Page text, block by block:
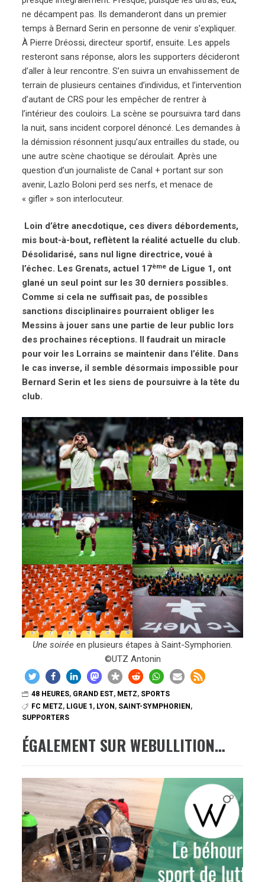
ne décampent pas. Ils demanderont dans un premier
temps à Bernard Serin en personne de venir s’expliquer.
À Pierre Dréossi, directeur sportif, ensuite. Les appels
resteront sans réponse, alors les supporters décideront
d’aller à leur rencontre. S’en suivra un envahissement de
terrain de plusieurs centaines d’individus, et l’intervention
d’autant de CRS pour les empêcher de rentrer à
l’intérieur des couloirs. La scène se poursuivra tard dans
la nuit, sans incident corporel dénoncé. Les demandes à
la démission résonnent jusqu’aux entrailles du stade, ou
une autre scène chaotique se déroulait. Après une
question d’un journaliste de Canal + portant sur son
avenir, Lazlo Boloni perd ses nerfs, et menace de
« gifler » son interlocuteur.
Loin d’être anecdotique, ces divers débordements,
mis bout-à-bout, reflètent la réalité actuelle du club.
Désolidarisé, sans nul ligne directrice, voué à
l’échec. Les Grenats, actuel 17ème de Ligue 1, ont
glané un seul point sur les 30 derniers possibles.
Comme si cela ne suffisait pas, de possibles
sanctions disciplinaires pourraient obliger les
Messins à jouer sans une partie de leur public lors
des prochaines réceptions. Il faudrait un miracle
pour voir les Lorrains se maintenir dans l’élite. Dans
le cas inverse, il semble désormais impossible pour
Bernard Serin et les siens de poursuivre à la tête du
club.
Une soirée en plusieurs étapes à Saint-Symphorien.
©UTZ Antonin
48 HEURES, GRAND EST, METZ, SPORTS
FC METZ, LIGUE 1 , LYON , SAINT-SYMPHORIEN ,
SUPPORTERS
ÉGALEMENT SUR WEBULLITION…